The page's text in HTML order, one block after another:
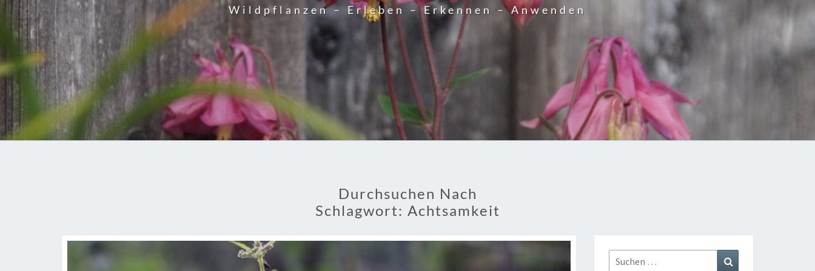
Wildpflanzen – Erleben – Erkennen – Anwenden
Durchsuchen Nach
Schlagwort: Achtsamkeit
Suchen